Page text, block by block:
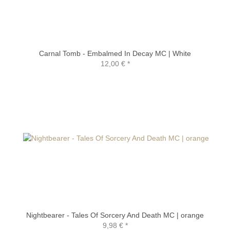
Carnal Tomb - Embalmed In Decay MC | White
12,00 €*
Nightbearer - Tales Of Sorcery And Death MC | orange
9,98 €*